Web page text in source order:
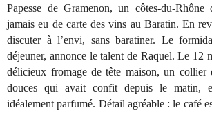
Papesse de Gramenon, un côtes-du-
jamais eu de carte des vins au Baratin. En
discuter à l’envi, sans baratiner. Le
déjeuner, annonce le talent de Raquel. Le 12
délicieux fromage de tête maison, un collier
douces qui avait confit depuis le matin,
idéalement parfumé. Détail agréable : le café